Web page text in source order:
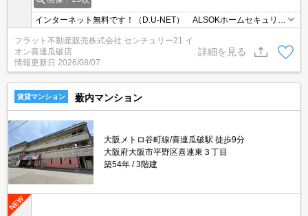
インターネット無料です！（D.U-NET） ALSOKホームセキュリテ
ィ、オートロック付き！！お風呂は浴室換気乾燥機と追焚き機能付
きになります！！ゴミは週６回回収です♪
フラット不動産販売株式会社 センチュリー21 イ
オン喜連瓜破店
情報更新日 2026/08/07
詳細を見る
賃貸マンション 薮内マンション
大阪メトロ谷町線/喜連瓜破駅 徒歩9分
大阪府大阪市平野区喜連東３丁目
築54年
3階建